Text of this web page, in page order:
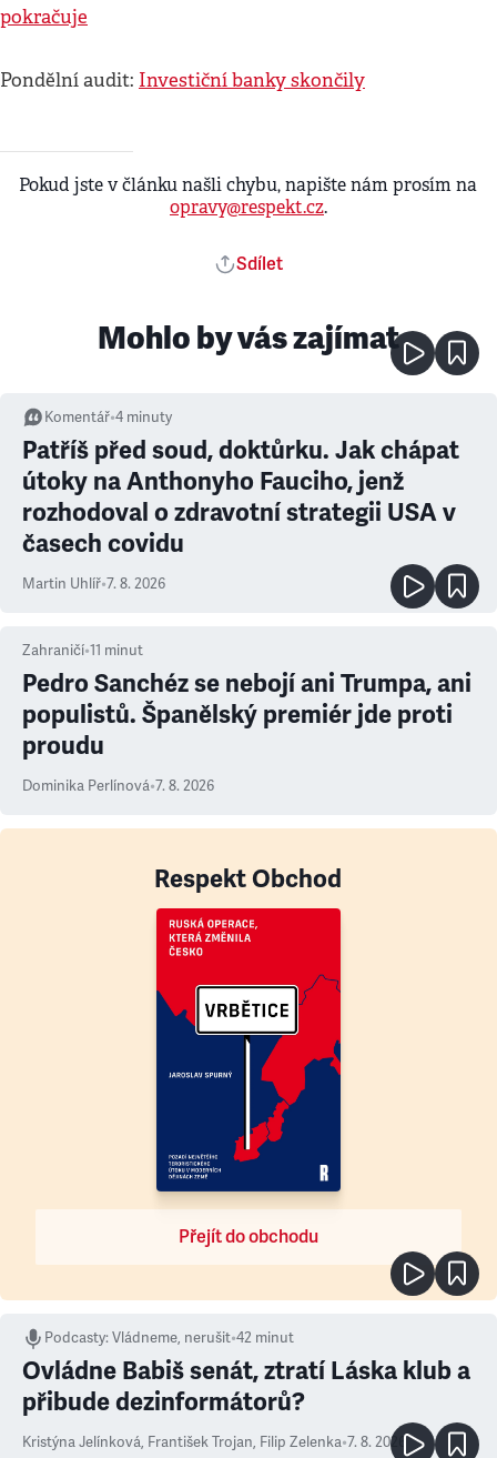
pokračuje
Pondělní audit: Investiční banky skončily
Pokud jste v článku našli chybu, napište nám prosím na
opravy@respekt.cz.
Sdílet
Mohlo by vás zajímat
Komentář•4 minuty
Patříš před soud, doktůrku. Jak chápat
útoky na Anthonyho Fauciho, jenž
rozhodoval o zdravotní strategii USA v
časech covidu
Martin Uhlíř•7. 8. 2026
Zahraničí•11 minut
Pedro Sanchéz se nebojí ani Trumpa, ani
populistů. Španělský premiér jde proti
proudu
Dominika Perlínová•7. 8. 2026
Respekt Obchod
Přejít do obchodu
Podcasty:Vládneme, nerušit•42 minut
Ovládne Babiš senát, ztratí Láska klub a
přibude dezinformátorů?
Kristýna Jelínková, František Trojan, Filip Zelenka•7. 8. 2026